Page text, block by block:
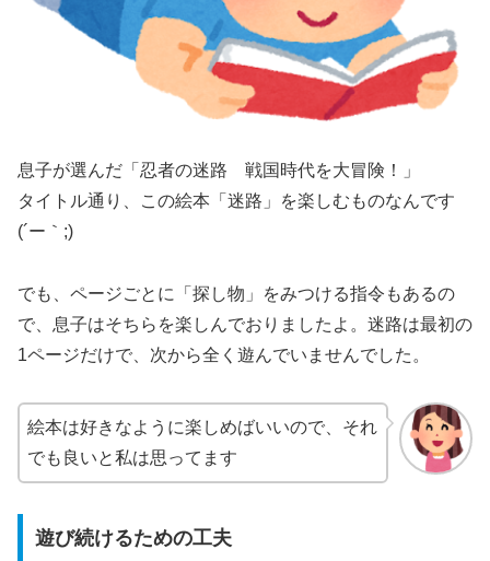
息子が選んだ「忍者の迷路 戦国時代を大冒険！」
タイトル通り、この絵本「迷路」を楽しむものなんです
(´ー｀;)
でも、ページごとに「探し物」をみつける指令もあるの
で、息子はそちらを楽しんでおりましたよ。迷路は最初の
1ページだけで、次から全く遊んでいませんでした。
絵本は好きなように楽しめばいいので、それ
でも良いと私は思ってます
遊び続けるための工夫